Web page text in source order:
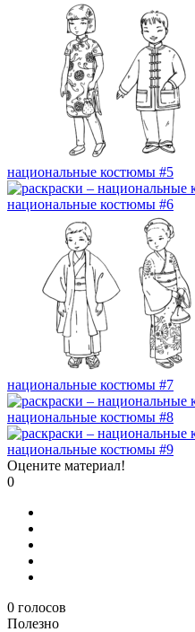
национальные костюмы #5
национальные костюмы #6
национальные костюмы #7
национальные костюмы #8
национальные костюмы #9
Оцените материал!
0
0 голосов
Полезно